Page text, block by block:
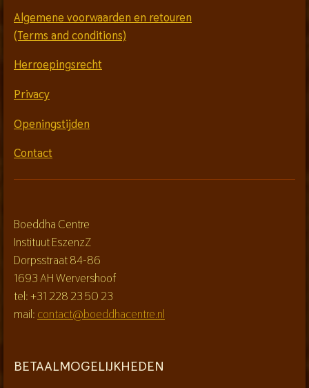
Algemene voorwaarden en retouren
(Terms and conditions)
Herroepingsrecht
Privacy
Openingstijden
Contact
Boeddha Centre
Instituut EszenzZ
Dorpsstraat 84-86
1693 AH Wervershoof
tel: +31 228 23 50 23
mail: contact@boeddhacentre.nl
BETAALMOGELIJKHEDEN